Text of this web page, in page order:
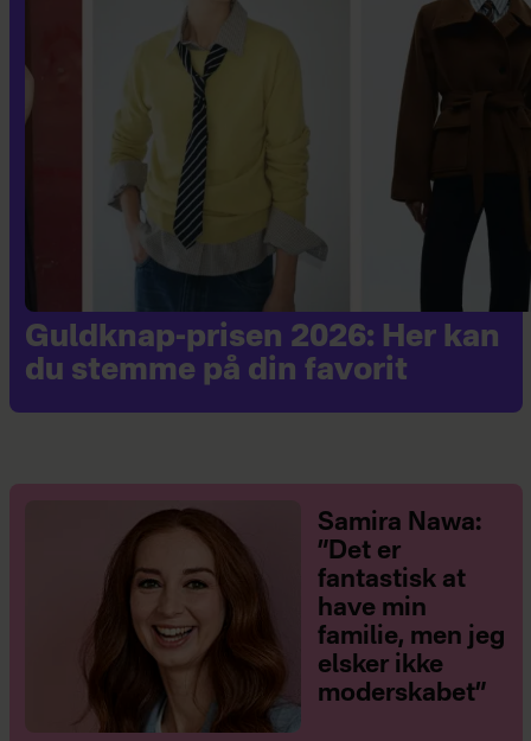
Guldknap-prisen 2026: Her kan
du stemme på din favorit
Samira Nawa:
”Det er
fantastisk at
have min
familie, men jeg
elsker ikke
moderskabet”